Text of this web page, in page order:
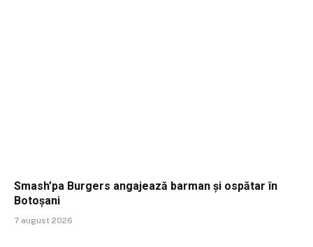
Smash’pa Burgers angajează barman și ospătar în
Botoșani
7 august 2026